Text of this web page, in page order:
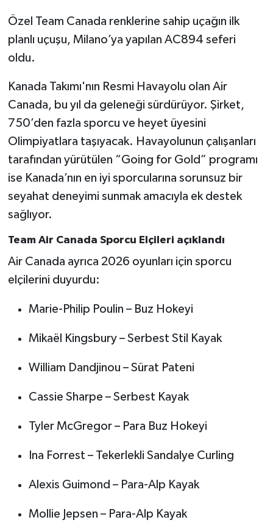
Özel Team Canada renklerine sahip uçağın ilk
planlı uçuşu, Milano’ya yapılan AC894 seferi
oldu.
Kanada Takımı'nın Resmi Havayolu olan Air
Canada, bu yıl da geleneği sürdürüyor. Şirket,
750’den fazla sporcu ve heyet üyesini
Olimpiyatlara taşıyacak. Havayolunun çalışanları
tarafından yürütülen “Going for Gold” programı
ise Kanada’nın en iyi sporcularına sorunsuz bir
seyahat deneyimi sunmak amacıyla ek destek
sağlıyor.
Team Air Canada Sporcu Elçileri açıklandı
Air Canada ayrıca 2026 oyunları için sporcu
elçilerini duyurdu:
Marie-Philip Poulin – Buz Hokeyi
Mikaël Kingsbury – Serbest Stil Kayak
William Dandjinou – Sürat Pateni
Cassie Sharpe – Serbest Kayak
Tyler McGregor – Para Buz Hokeyi
Ina Forrest – Tekerlekli Sandalye Curling
Alexis Guimond – Para-Alp Kayak
Mollie Jepsen – Para-Alp Kayak